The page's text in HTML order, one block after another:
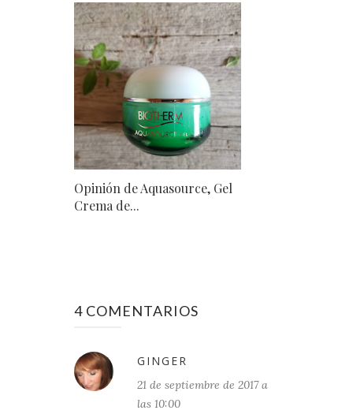
Opinión de Aquasource, Gel
Crema de...
4 COMENTARIOS
GINGER
21 de septiembre de 2017 a
las 10:00